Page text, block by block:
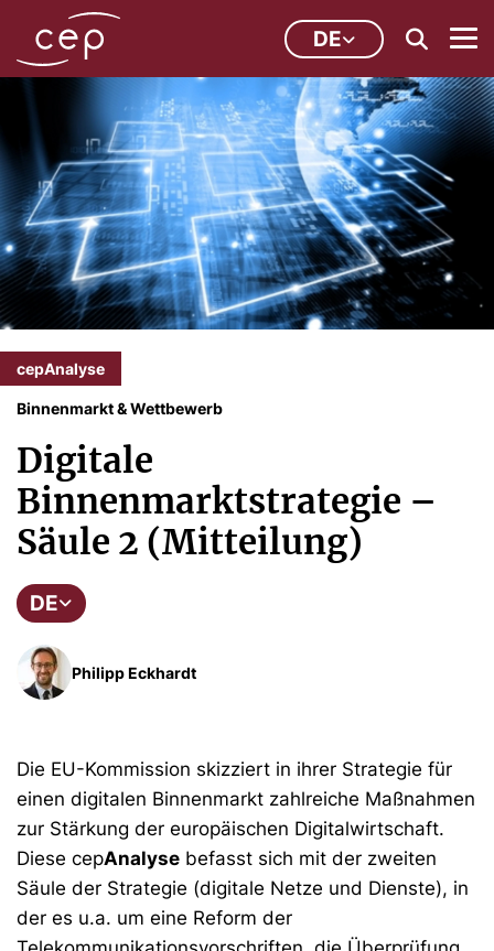
DE
cepAnalyse
Binnenmarkt & Wettbewerb
Digitale
Binnenmarktstrategie –
Säule 2 (Mitteilung)
DE
Philipp Eckhardt
Die EU-Kommission skizziert in ihrer Strategie für
einen digitalen Binnenmarkt zahlreiche Maßnahmen
zur Stärkung der europäischen Digitalwirtschaft.
Diese cepAnalysebefasst sich mit der zweiten
Säule der Strategie (digitale Netze und Dienste), in
der es u.a. um eine Reform der